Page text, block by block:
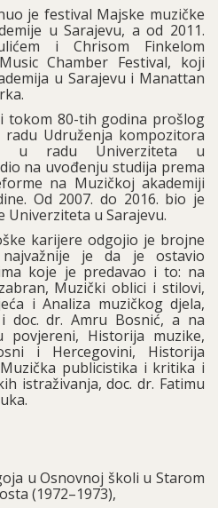
festival Majske muzičke
u Sarajevu, a od 2011.
i Chrisom Finkelom
Chamber Festival, koji
u Sarajevu i Manattan
tokom 80-tih godina prošlog
Udruženja kompozitora
radu Univerziteta u
na uvođenju studija prema
na Muzičkoj akademiji
Od 2007. do 2016. bio je
Univerziteta u Sarajevu.
odgojio je brojne
je da je ostavio
koje je predavao i to: na
Muzički oblici i stilovi,
i Analiza muzičkog djela,
doc. dr. Amru Bosnić, a na
Historija muzike,
i Hercegovini, Historija
publicistika i kritika i
istraživanja, doc. dr. Fatimu
u Osnovnoj školi u Starom
(1972–1973),